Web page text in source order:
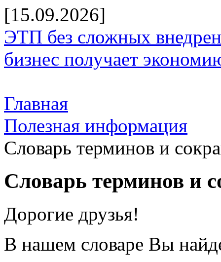
[15.09.2026]
ЭТП без сложных
бизнес получает
Главная
Полезная информация
Словарь терминов и
Словарь терминов и
Дорогие друзья!
В нашем словаре Вы